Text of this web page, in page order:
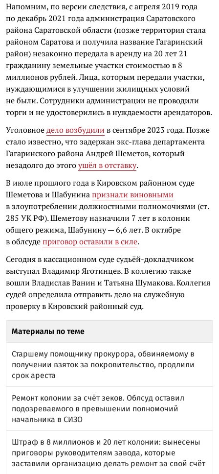
Напомним, по версии следствия, с апреля 2019 года
по декабрь 2021 года администрация Саратовского
района Саратовской области (позже территория стала
районом Саратова и получила название Гагаринский
район) незаконно передала в аренду на 20 лет 21
гражданину земельные участки стоимостью в 8
миллионов рублей. Лица, которым передали участки,
нуждающимися в улучшении жилищных условий
не были. Сотрудники администрации не проводили
торги и не удостоверились в нуждаемости арендаторов.
Уголовноедело возбудили в сентябре 2023 года. Позже
стало известно, что задержан экс-глава департамента
Гагаринского района Андрей Шеметов, который
незадолго до этогоушёл в отставку.
В июле прошлого года в Кировском районном суде
Шеметова и Шабунинапризнали виновными
в злоупотреблении должностными полномочиями (ст.
285 УК РФ). Шеметову назначили 7 лет в колонии
общего режима, Шабунину — 6,6 лет. В октябре
в облсудеприговор оставили в силе.
Сегодня в кассационном суде судьёй-докладчиком
выступал Владимир Яготинцев. В коллегию также
вошли Владислав Ванин и Татьяна Шумакова. Коллегия
судей определила отправить дело на служебную
проверку в Кировский районный суд.
Материалы по теме
Старшему помощнику прокурора, обвиняемому в
получении взяток за покровительство, продлили
срок ареста
Ремонт колонии за счёт зеков. Облсуд оставил
подозреваемого в превышении полномочий
начальника в СИЗО
Штраф в 8 миллионов и 20 лет колонии: вынесены
приговоры руководителям завода, которые
заставили организацию делать ремонт за свой счёт